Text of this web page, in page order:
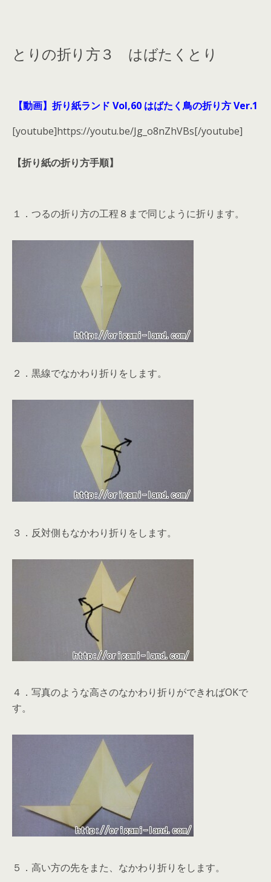
とりの折り方３ はばたくとり
【動画】折り紙ランド Vol,60 はばたく鳥の折り方 Ver.1
[youtube]https://youtu.be/Jg_o8nZhVBs[/youtube]
【折り紙の折り方手順】
１．つるの折り方の工程８まで同じように折ります。
２．黒線でなかわり折りをします。
３．反対側もなかわり折りをします。
４．写真のような高さのなかわり折りができればOKで
す。
５．高い方の先をまた、なかわり折りをします。